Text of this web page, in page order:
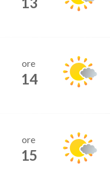
ore
14
ore
15